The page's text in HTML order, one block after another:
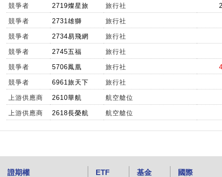
競爭者 2719燦星旅 旅行社
競爭者 2731雄獅 旅行社
競爭者 2734易飛網 旅行社
競爭者 2745五福 旅行社
競爭者 5706鳳凰 旅行社
競爭者 6961旅天下 旅行社
上游供應商 2610華航 航空艙位
上游供應商 2618長榮航 航空艙位
證期權 ETF 基金 國際